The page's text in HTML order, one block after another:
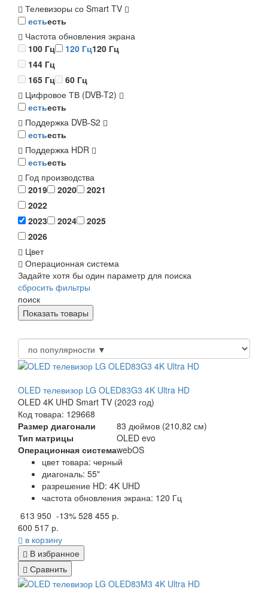
Телевизоры со Smart TV
естьесть
Частота обновления экрана
100 Гц
120 Гц120 Гц
144 Гц
165 Гц
60 Гц
Цифровое ТВ (DVB-T2)
естьесть
Поддержка DVB-S2
естьесть
Поддержка HDR
естьесть
Год производства
2019
2020
2021
2022
2023
2024
2025
2026
Цвет
Операционная система
Задайте хотя бы один параметр для поиска
сбросить фильтры
поиск
OLED телевизор LG OLED83G3 4K Ultra HD
OLED 4K UHD Smart TV (2023 год)
Код товара: 129668
Размер диагонали
83 дюймов (210,82 см)
Тип матрицы
OLED evo
Операционная системаwebOS
цвет товара: черный
диагональ: 55"
разрешение HD: 4K UHD
частота обновления экрана: 120 Гц
613 950 -13% 528 455 р.
600 517 р.
в корзину
В избранное
Сравнить